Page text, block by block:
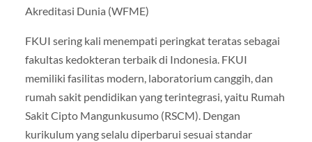
Akreditasi Dunia (WFME)
FKUI sering kali menempati peringkat teratas sebagai
fakultas kedokteran terbaik di Indonesia. FKUI
memiliki fasilitas modern, laboratorium canggih, dan
rumah sakit pendidikan yang terintegrasi, yaitu Rumah
Sakit Cipto Mangunkusumo (RSCM). Dengan
kurikulum yang selalu diperbarui sesuai standar